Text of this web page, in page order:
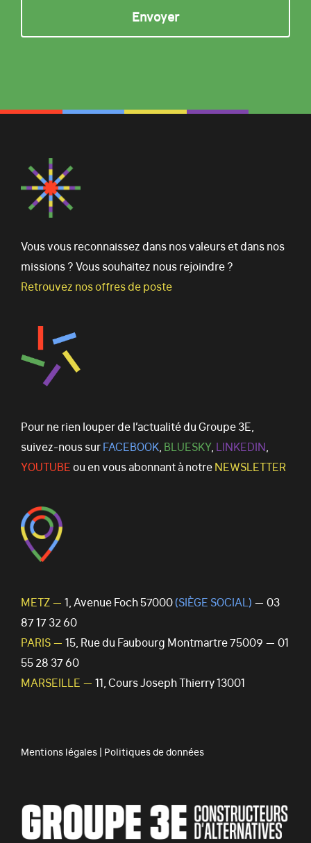
Vous vous reconnaissez dans nos valeurs et dans nos
missions ? Vous souhaitez nous rejoindre ?
Retrouvez nos offres de poste
Pour ne rien louper de l’actualité du Groupe 3E,
suivez-nous surFACEBOOK BLUESKY, LINKEDIN
YOUTUBEou en vous abonnant à notreNEWSLETTER
METZ — 1, Avenue Foch 57000(SIÈGE SOCIAL) — 03
87 17 32 60
PARIS — 15, Rue du Faubourg Montmartre 75009 — 01
55 28 37 60
MARSEILLE — 11, Cours Joseph Thierry 13001
Mentions légales| Politiques de données